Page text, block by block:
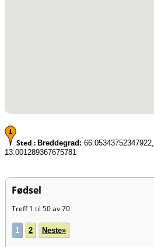
Sted : Breddegrad: 66.05343752347922,
13.001289367675781
Fødsel
Treff 1 til 50 av 70
1 2 Neste»